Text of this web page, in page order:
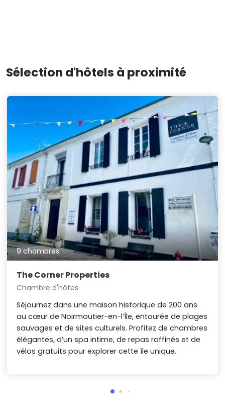
Sélection d'hôtels à proximité
9 chambres
The Corner Properties
Chambre d'hôtes
Séjournez dans une maison historique de 200 ans
au cœur de Noirmoutier-en-l’Île, entourée de plages
sauvages et de sites culturels. Profitez de chambres
élégantes, d’un spa intime, de repas raffinés et de
vélos gratuits pour explorer cette île unique.